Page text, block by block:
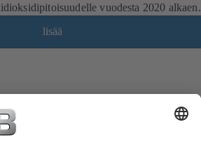
vuodesta 2020 alkaen.
lisää